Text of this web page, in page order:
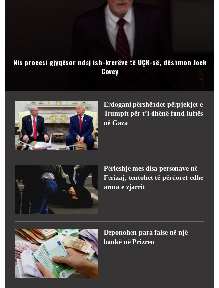
Nis procesi gjyqësor ndaj ish-krerëve të UÇK-së, dëshmon Jock
Covey
Erdogani përshëndet përpjekjet e
Trumpit për t’i dhënë fund luftës
në Gaza
Përleshje mes disa personave në
Ferizaj, tentohet të përdoret edhe
arma e zjarrit
Deponohen para false në një
bankë në Prizren